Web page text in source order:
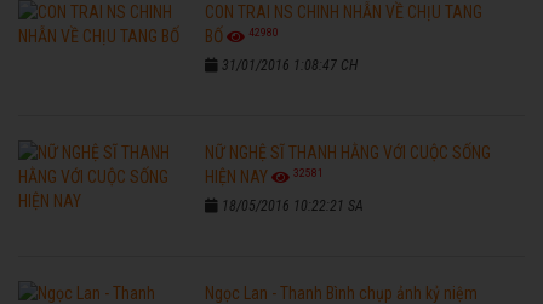
CON TRAI NS CHINH NHẪN VỀ CHỊU TANG
BỐ
42980
31/01/2016 1:08:47 CH
NỮ NGHỆ SĨ THANH HẰNG VỚI CUỘC SỐNG
HIỆN NAY
32581
18/05/2016 10:22:21 SA
Ngọc Lan - Thanh Bình chụp ảnh kỷ niệm